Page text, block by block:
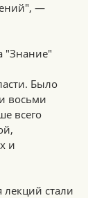
—
"Знание"
Было
восьми
всего
и
стали